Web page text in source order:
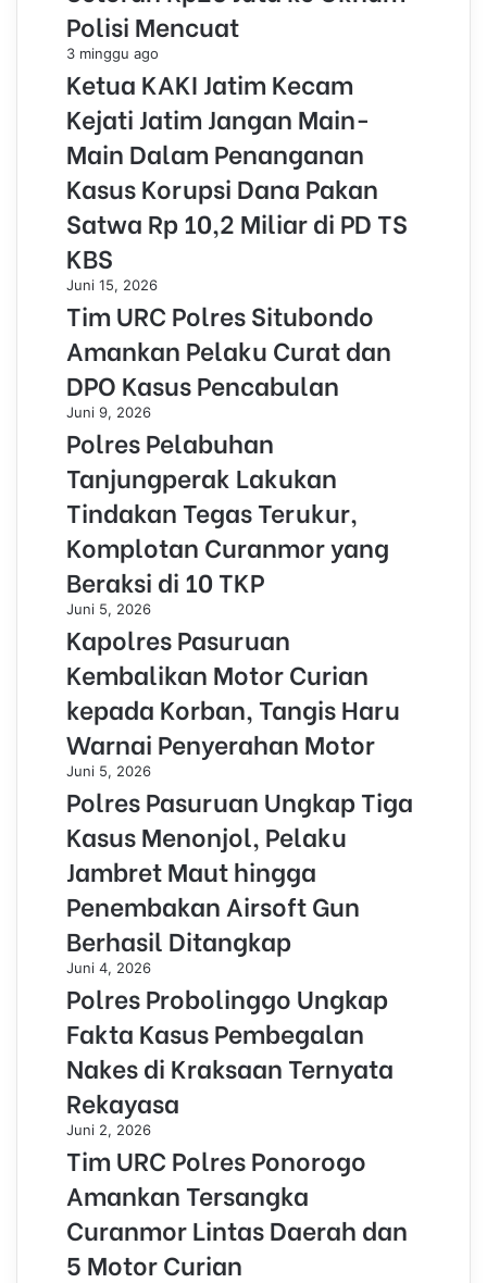
Polisi Mencuat
3 minggu ago
Ketua KAKI Jatim Kecam
Kejati Jatim Jangan Main-
Main Dalam Penanganan
Kasus Korupsi Dana Pakan
Satwa Rp 10,2 Miliar di PD TS
KBS
Juni 15, 2026
Tim URC Polres Situbondo
Amankan Pelaku Curat dan
DPO Kasus Pencabulan
Juni 9, 2026
Polres Pelabuhan
Tanjungperak Lakukan
Tindakan Tegas Terukur,
Komplotan Curanmor yang
Beraksi di 10 TKP
Juni 5, 2026
Kapolres Pasuruan
Kembalikan Motor Curian
kepada Korban, Tangis Haru
Warnai Penyerahan Motor
Juni 5, 2026
Polres Pasuruan Ungkap Tiga
Kasus Menonjol, Pelaku
Jambret Maut hingga
Penembakan Airsoft Gun
Berhasil Ditangkap
Juni 4, 2026
Polres Probolinggo Ungkap
Fakta Kasus Pembegalan
Nakes di Kraksaan Ternyata
Rekayasa
Juni 2, 2026
Tim URC Polres Ponorogo
Amankan Tersangka
Curanmor Lintas Daerah dan
5 Motor Curian